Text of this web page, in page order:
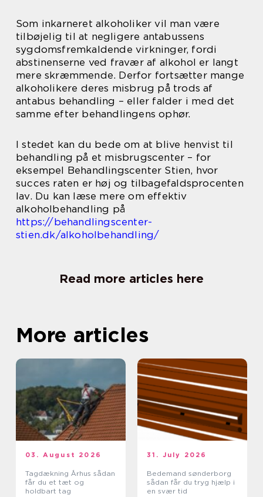
Som inkarneret alkoholiker vil man være
tilbøjelig til at negligere antabussens
sygdomsfremkaldende virkninger, fordi
abstinenserne ved fravær af alkohol er langt
mere skræmmende. Derfor fortsætter mange
alkoholikere deres misbrug på trods af
antabus behandling – eller falder i med det
samme efter behandlingens ophør.
I stedet kan du bede om at blive henvist til
behandling på et misbrugscenter – for
eksempel Behandlingscenter Stien, hvor
succes raten er høj og tilbagefaldsprocenten
lav. Du kan læse mere om effektiv
alkoholbehandling på
https://behandlingscenter-
stien.dk/alkoholbehandling/
Read more articles here
More articles
03. August 2026
Tagdækning Århus sådan
får du et tæt og
holdbart tag
31. July 2026
Bedemand sønderborg
sådan får du tryg hjælp i
en svær tid